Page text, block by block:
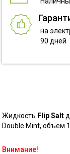
на
90 дней
Жидкость Flip Salt
Double Mint, объем
Внимание!